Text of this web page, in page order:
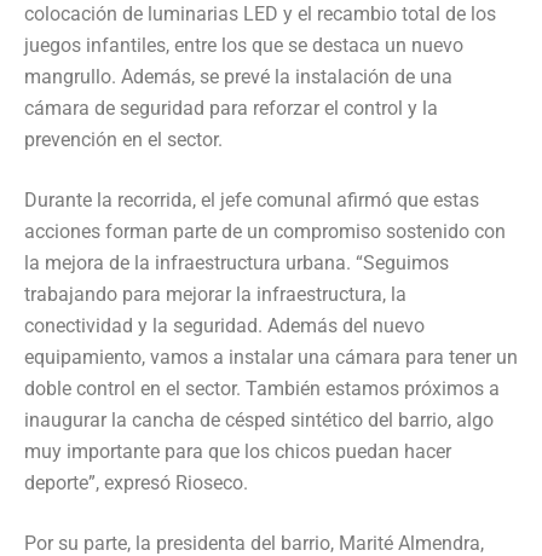
colocación de luminarias LED y el recambio total de los
juegos infantiles, entre los que se destaca un nuevo
mangrullo. Además, se prevé la instalación de una
cámara de seguridad para reforzar el control y la
prevención en el sector.
Durante la recorrida, el jefe comunal afirmó que estas
acciones forman parte de un compromiso sostenido con
la mejora de la infraestructura urbana. “Seguimos
trabajando para mejorar la infraestructura, la
conectividad y la seguridad. Además del nuevo
equipamiento, vamos a instalar una cámara para tener un
doble control en el sector. También estamos próximos a
inaugurar la cancha de césped sintético del barrio, algo
muy importante para que los chicos puedan hacer
deporte”, expresó Rioseco.
Por su parte, la presidenta del barrio, Marité Almendra,